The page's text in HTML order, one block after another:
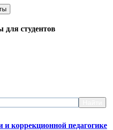
студентов
коррекционной педагогике